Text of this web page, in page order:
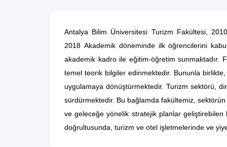
Antalya Bilim Üniversitesi Turizm Fakültesi,
2018 Akademik döneminde ilk öğrencilerini
akademik kadro ile eğitim-öğretim sunmaktadır.
temel teorik bilgiler edinmektedir. Bununla
uygulamaya dönüştürmektedir. Turizm sektörü,
sürdürmektedir. Bu bağlamda fakültemiz,
ve geleceğe yönelik stratejik planlar
doğrultusunda, turizm ve otel işletmelerinde ve